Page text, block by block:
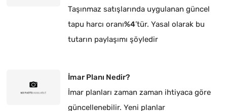
Taşınmaz satışlarında uygulanan güncel
tapu harcı oranı%4’tür. Yasal olarak bu
tutarın paylaşımı şöyledir
İmar Planı Nedir?
İmar planları zaman zaman ihtiyaca göre
güncellenebilir. Yeni planlar